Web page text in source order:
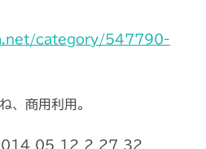
category/547790-
、商用利用。